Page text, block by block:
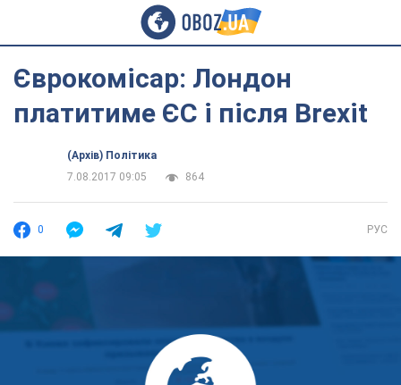
Єврокомісар: Лондон
платитиме ЄС і після Brexit
(Архів) Політика
7.08.2017 09:05
864
0 РУС